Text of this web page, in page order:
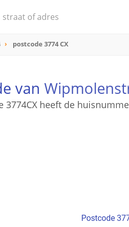
postcode 3774 CX
van
3774CX heeft de
Postcode